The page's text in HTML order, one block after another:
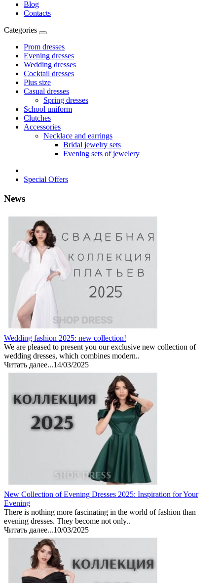
Blog
Contacts
Categories
Prom dresses
Evening dresses
Wedding dresses
Cocktail dresses
Plus size
Casual dresses
Spring dresses
School uniform
Clutches
Accessories
Necklace and earrings
Bridal jewelry sets
Evening sets of jewelery
Special Offers
News
Wedding fashion 2025: new collection!
We are pleased to present you our exclusive new collection of
wedding dresses, which combines modern..
Читать далее...14/03/2025
New Collection of Evening Dresses 2025: Inspiration for Your
Evening
There is nothing more fascinating in the world of fashion than
evening dresses. They become not only..
Читать далее...10/03/2025